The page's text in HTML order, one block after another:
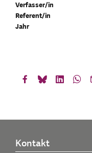
Verfasser/in
Referent/in
Jahr
Kontakt